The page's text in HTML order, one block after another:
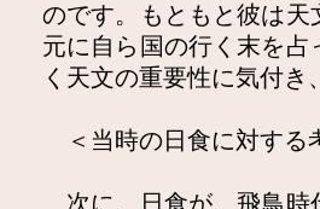
のです。もともと彼は
元に自ら国の行く末を
く天文の重要性に気付
＜当時の日食に対する
次に、日食が、飛鳥時